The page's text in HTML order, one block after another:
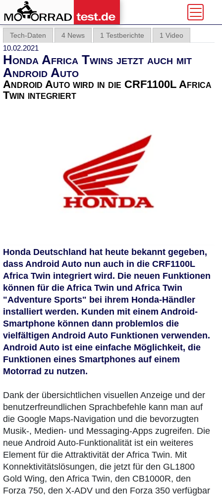
Tech-Daten 4 News 1 Testberichte 1 Video
10.02.2021
Honda Africa Twins jetzt auch mit
Android Auto
Android Auto wird in die CRF1100L Africa
Twin integriert
Honda Deutschland hat heute bekannt gegeben,
dass Android Auto nun auch in die CRF1100L
Africa Twin integriert wird. Die neuen Funktionen
können für die Africa Twin und Africa Twin
"Adventure Sports" bei ihrem Honda-Händler
installiert werden. Kunden mit einem Android-
Smartphone können dann problemlos die
vielfältigen Android Auto Funktionen verwenden.
Android Auto ist eine einfache Möglichkeit, die
Funktionen eines Smartphones auf einem
Motorrad zu nutzen.
Dank der übersichtlichen visuellen Anzeige und der
benutzerfreundlichen Sprachbefehle kann man auf
die Google Maps-Navigation und die bevorzugten
Musik-, Medien- und Messaging-Apps zugreifen. Die
neue Android Auto-Funktionalität ist ein weiteres
Element für die Attraktivität der Africa Twin. Mit
Konnektivitätslösungen, die jetzt für den GL1800
Gold Wing, den Africa Twin, den CB1000R, den
Forza 750, den X-ADV und den Forza 350 verfügbar